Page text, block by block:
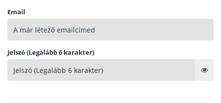
Email
Jelszó (Legalább 6 karakter)